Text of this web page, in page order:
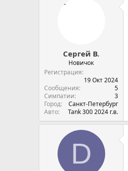
Сергей В.
Новичок
Регистрация
19 Окт 2024
Сообщения
5
Симпатии
3
Город
Санкт-Петербург
Авто
Tank 300 2024 г.в.
D